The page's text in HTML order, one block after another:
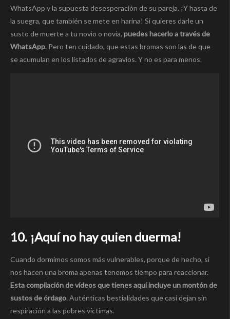
WhatsApp y la supuesta desesperación de su pareja. ¡Y hasta de
la suegra, que también se mete en harina! Si quieres darle un
susto de muerte a tu novio o novia, puedes hacerlo a través de
WhatsApp. Pero ten cuidado, que estas bromas son las de que
se acumulan en los listados de agravios. Y no es para menos.
10. ¡Aquí no hay quien duerma!
Cuando dormimos somos más vulnerables, porque de hecho, si
nos hacen una broma apenas tenemos tiempo para reaccionar.
Esta compilación de vídeos que tienes aquí incluye un montón de
sustos de órdago. Auténticas bestialidades que casi dejan sin
respiración a las pobres víctimas.